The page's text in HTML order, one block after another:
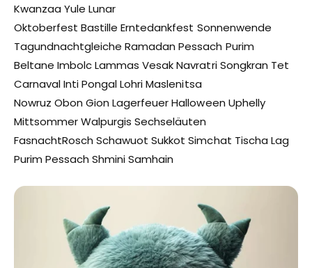
Kwanzaa Yule Lunar
Oktoberfest Bastille Erntedankfest Sonnenwende
Tagundnachtgleiche Ramadan Pessach Purim
Beltane Imbolc Lammas Vesak Navratri Songkran Tet
Carnaval Inti Pongal Lohri Maslenitsa
Nowruz Obon Gion Lagerfeuer Halloween Uphelly
Mittsommer Walpurgis Sechseläuten
FasnachtRosch Schawuot Sukkot Simchat Tischa Lag
Purim Pessach Shmini Samhain